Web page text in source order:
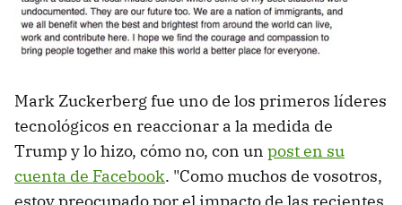
Mark Zuckerberg fue uno de los primeros líderes
tecnológicos en reaccionar a la medida de
Trump y lo hizo, cómo no, con un post en su
cuenta de Facebook. "Como muchos de vosotros,